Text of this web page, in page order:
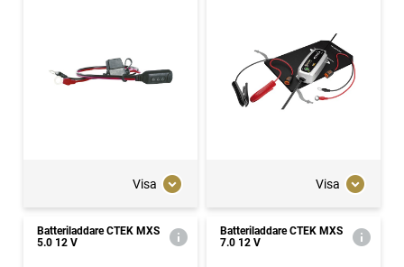
Visa Visa
Batteriladdare CTEK MXS
5.0 12 V
Batteriladdare CTEK MXS
7.0 12 V